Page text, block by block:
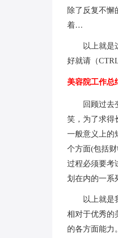
除了反复不懈
着…
以上就是这
好就请（
美容院工作总
回顾过去变
笑，为了求得
一般意义上的
个方面(包括
过程必须要考
划在内的一系
以上就是我
相对于优秀的
的各方面能力。